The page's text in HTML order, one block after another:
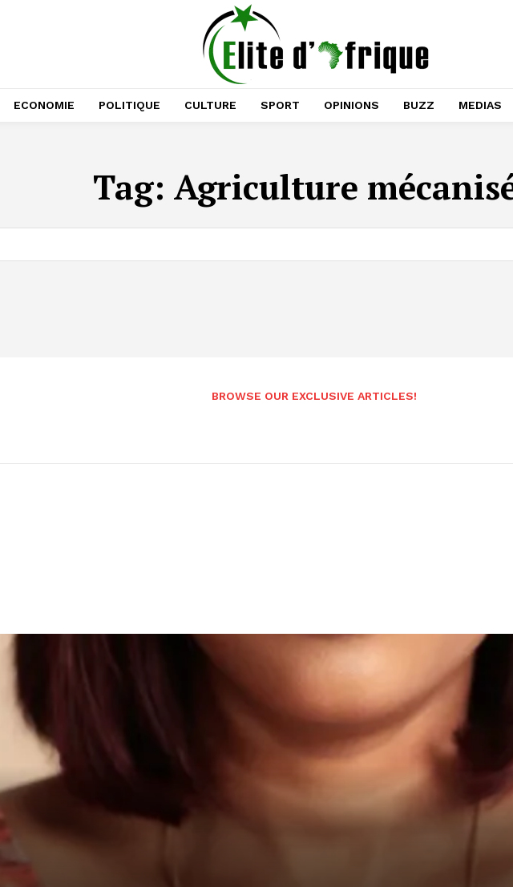
ECONOMIE POLITIQUE CULTURE SPORT OPINIONS BUZZ MEDIAS
Tag: Agriculture
BROWSE OUR EXCLUSIVE ARTICLES!